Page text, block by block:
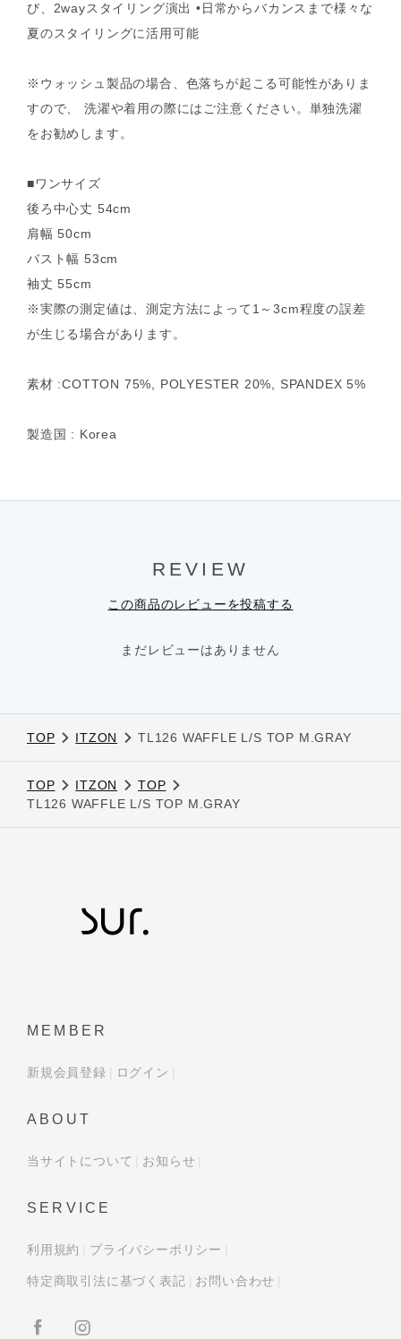
び、2wayスタイリング演出 •日常からバカンスまで様々な
夏のスタイリングに活用可能
※ウォッシュ製品の場合、色落ちが起こる可能性がありま
すので、 洗濯や着用の際にはご注意ください。単独洗濯
をお勧めします。
■ワンサイズ
後ろ中心丈 54cm
肩幅 50cm
バスト幅 53cm
袖丈 55cm
※実際の測定値は、測定方法によって1～3cm程度の誤差
が生じる場合があります。
素材 :COTTON 75%, POLYESTER 20%, SPANDEX 5%
製造国 : Korea
REVIEW
この商品のレビューを投稿する
まだレビューはありません
TOP ITZON TL126 WAFFLE L/S TOP M.GRAY
TOP ITZON
TOP
TL126 WAFFLE L/S TOP M.GRAY
MEMBER
新規会員登録 ログイン
ABOUT
当サイトについて お知らせ
SERVICE
利用規約 プライバシーポリシー
特定商取引法に基づく表記 お問い合わせ